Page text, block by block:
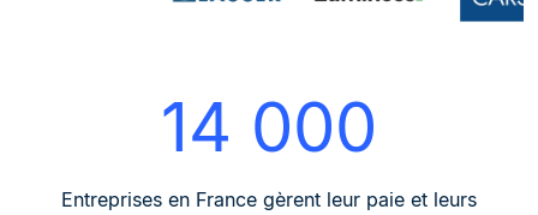
14 000
Entreprises en France gèrent leur paie et leurs